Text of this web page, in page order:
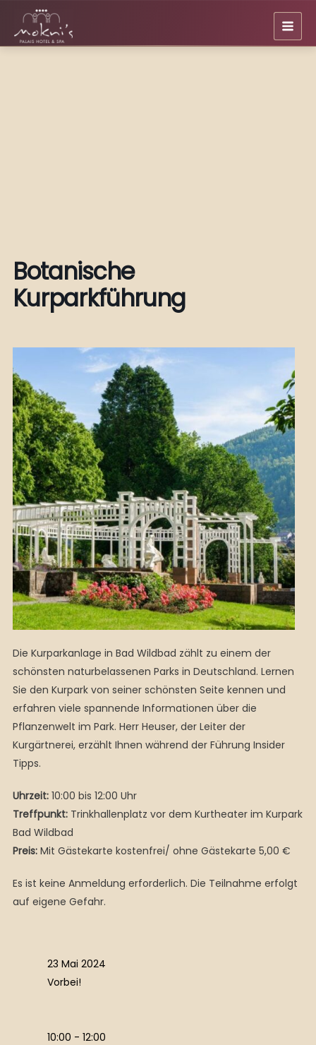
Inhalt
springen
Botanische
Kurparkführung
Die Kurparkanlage in Bad Wildbad zählt zu einem der
schönsten naturbelassenen Parks in Deutschland. Lernen
Sie den Kurpark von seiner schönsten Seite kennen und
erfahren viele spannende Informationen über die
Pflanzenwelt im Park. Herr Heuser, der Leiter der
Kurgärtnerei, erzählt Ihnen während der Führung Insider
Tipps.
Uhrzeit: 10:00 bis 12:00 Uhr
Treffpunkt: Trinkhallenplatz vor dem Kurtheater im Kurpark
Bad Wildbad
Preis: Mit Gästekarte kostenfrei/ ohne Gästekarte 5,00 €
Es ist keine Anmeldung erforderlich. Die Teilnahme erfolgt
auf eigene Gefahr.
23 Mai 2024
Vorbei!
10:00 - 12:00